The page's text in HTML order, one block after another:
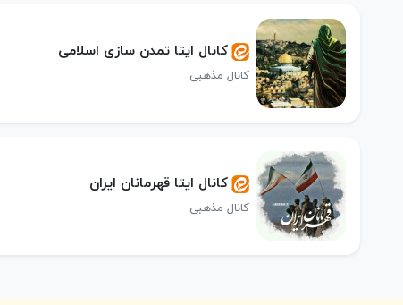
کانال ایتا تمدن سازی اسلامی
کانال مذهبی
کانال ایتا قهرمانان ایران
کانال مذهبی